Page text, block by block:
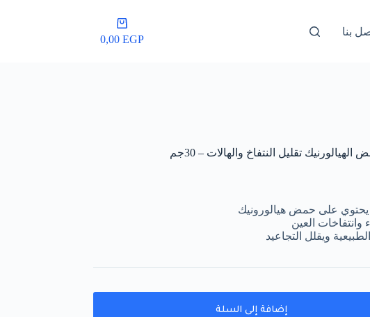
بنا
عربة
التسوق
0,00EGP
تقليل النتفاخ والهالات – 30جم
يحتوي على حمض هيالورونيك
وانتفاخات العين
ويقلل التجاعيد
إضافة إلى السلة